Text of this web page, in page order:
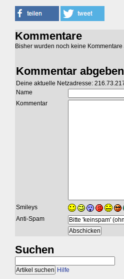
Kommentare
Bisher wurden noch keine
Kommentar abgeben
Deine aktuelle Netzadresse:
Name
Kommentar
Smileys
Anti-Spam
Suchen
Hilfe